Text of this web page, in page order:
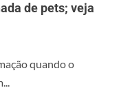
de pets; veja
quando o